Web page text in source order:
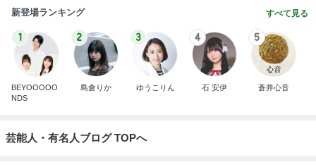
新登場ランキング すべて見る
1
BEYOOOOO
NDS
2
島倉りか
3
ゆうこりん
4
石 安伊
5
蒼井心音
芸能人・有名人ブログ TOPへ